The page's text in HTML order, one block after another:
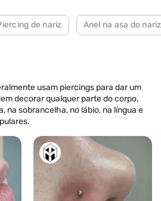
de nariz Anel na asa do nariz
usam piercings para dar um
decorar qualquer parte do corpo,
na sobrancelha, no lábio, na língua e